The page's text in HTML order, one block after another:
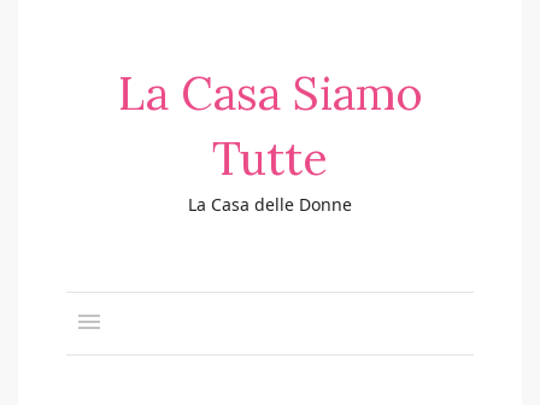
La Casa Siamo
Tutte
La Casa delle Donne